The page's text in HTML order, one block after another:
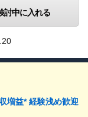
討中に入れる
増益* 経験浅め歓迎